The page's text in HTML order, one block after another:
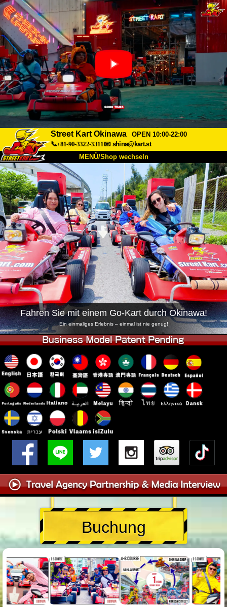
Street Kart Okinawa
OPEN 10:00-22:00
📞+81-90-3322-3311📧 shina@kart.st
MENÜ/Shop wechseln
START
Über uns Spezifikationen Preise
Anfahrt Bewertungen FAQ
Unternehmen Buchung
Shop wechseln
Tokio Shinagawa Tokio Akihabara#1
Tokio Akihabara#2 Tokio Shibuya
Tokio Shibuya Annex Tokio Bucht
Tokio Asakusa Osaka
Okinawa
Fahren Sie mit einem Go-Kart durch Okinawa!
Ein einmaliges Erlebnis – einmal ist nie genug!
Buchung